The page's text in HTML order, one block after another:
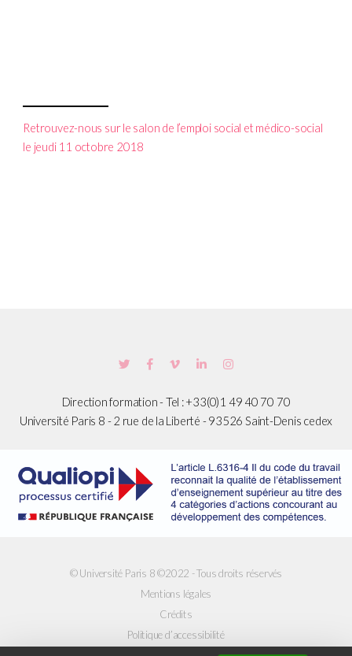
Retrouvez-nous sur le salon de l’emploi social et médico-social
le jeudi 11 octobre 2018
Direction formation - Tel : +33(0)1 49 40 70 70
Université Paris 8 - 2 rue de la Liberté - 93526 Saint-Denis cedex
© Université Paris 8 ©2022 - Tous droits réservés
Mentions légales
Crédits
Politique d’accessibilité